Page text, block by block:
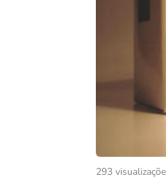
293